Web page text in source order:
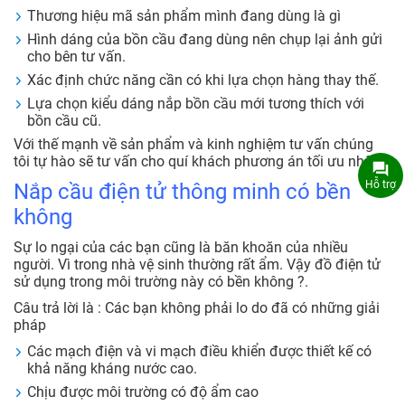
Thương hiệu mã sản phẩm mình đang dùng là gì
Hình dáng của bồn cầu đang dùng nên chụp lại ảnh gửi
cho bên tư vấn.
Xác định chức năng cần có khi lựa chọn hàng thay thế.
Lựa chọn kiểu dáng nắp bồn cầu mới tương thích với
bồn cầu cũ.
Với thế mạnh về sản phẩm và kinh nghiệm tư vấn chúng
tôi tự hào sẽ tư vấn cho quí khách phương án tối ưu nhất.
Nắp cầu điện tử thông minh có bền
không
Sự lo ngại của các bạn cũng là băn khoăn của nhiều
người. Vì trong nhà vệ sinh thường rất ẩm. Vậy đồ điện tử
sử dụng trong môi trường này có bền không ?.
Câu trả lời là : Các bạn không phải lo do đã có những giải
pháp
Các mạch điện và vi mạch điều khiển được thiết kế có
khả năng kháng nước cao.
Chịu được môi trường có độ ẩm cao
Hỗ trợ